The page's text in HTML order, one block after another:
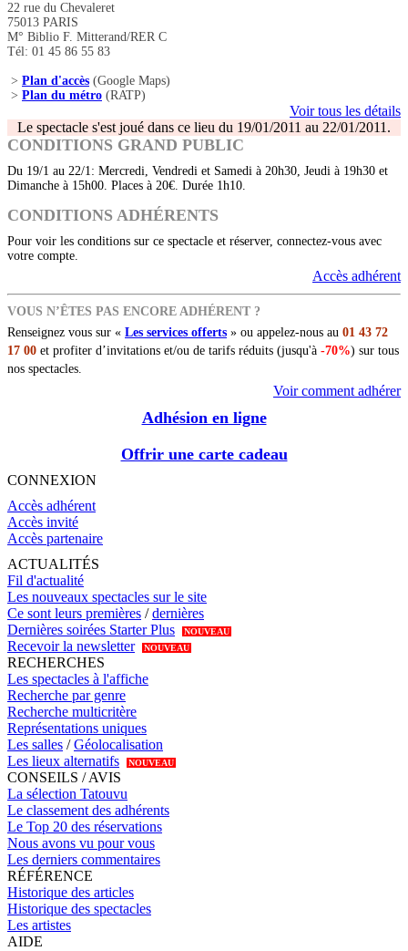
22 rue du Chevaleret
75013 PARIS
M° Biblio F. Mitterand/RER C
Tél: 01 45 86 55 83
> Plan d'accès (Google Maps)
> Plan du métro (RATP)
Voir tous les détails
Le spectacle s'est joué dans ce lieu du 19/01/2011 au 22/01/2011.
CONDITIONS GRAND PUBLIC
Du 19/1 au 22/1: Mercredi, Vendredi et Samedi à 20h30, Jeudi à 19h30 et
Dimanche à 15h00. Places à 20€. Durée 1h10.
CONDITIONS ADHÉRENTS
Pour voir les conditions sur ce spectacle et réserver, connectez-vous avec
votre compte.
Accès adhérent
VOUS N’ÊTES PAS ENCORE ADHÉRENT ?
Renseignez vous sur « Les services offerts » ou appelez-nous au 01 43 72
17 00 et profiter d’invitations et/ou de tarifs réduits (jusqu'à -70%) sur tous
nos spectacles.
Voir comment adhérer
Adhésion en ligne
Offrir une carte cadeau
CONNEXION
Accès adhérent
Accès invité
Accès partenaire
ACTUALITÉS
Fil d'actualité
Les nouveaux spectacles sur le site
Ce sont leurs premières /dernières
Dernières soirées Starter Plus
NOUVEAU
Recevoir la newsletter NOUVEAU
RECHERCHES
Les spectacles à l'affiche
Recherche par genre
Recherche multicritère
Représentations uniques
Les salles /Géolocalisation
Les lieux alternatifs
NOUVEAU
CONSEILS / AVIS
La sélection Tatouvu
Le classement des adhérents
Le Top 20 des réservations
Nous avons vu pour vous
Les derniers commentaires
RÉFÉRENCE
Historique des articles
Historique des spectacles
Les artistes
AIDE